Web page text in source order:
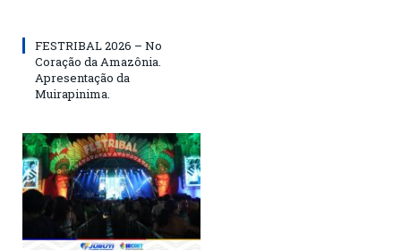
FESTRIBAL 2026 – No
Coração da Amazônia.
Apresentação da
Muirapinima.